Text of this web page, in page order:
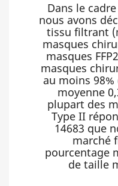
Dans le
nous avons
tissu filtrant
masques
masques
masques
au moins
moyenne
plupart des
Type II
14683 que
marché
pourcentage
de taille